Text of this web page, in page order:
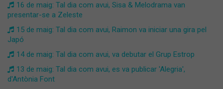
16 de maig: Tal dia com avui, Sisa & Melodrama van
presentar-se a Zeleste
15 de maig: Tal dia com avui, Raimon va iniciar una gira pel
Japó
14 de maig: Tal dia com avui, va debutar el Grup Estrop
13 de maig: Tal dia com avui, es va publicar 'Alegria',
d'Antònia Font